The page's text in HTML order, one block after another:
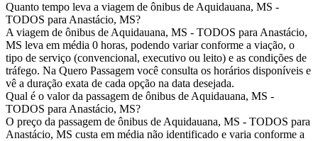
Quanto tempo leva a viagem de ônibus de Aquidauana, MS -
TODOS para Anastácio, MS?
A viagem de ônibus de Aquidauana, MS - TODOS para Anastácio,
MS leva em média 0 horas, podendo variar conforme a viação, o
tipo de serviço (convencional, executivo ou leito) e as condições de
tráfego. Na Quero Passagem você consulta os horários disponíveis e
vê a duração exata de cada opção na data desejada.
Qual é o valor da passagem de ônibus de Aquidauana, MS -
TODOS para Anastácio, MS?
O preço da passagem de ônibus de Aquidauana, MS - TODOS para
Anastácio, MS custa em média não identificado e varia conforme a